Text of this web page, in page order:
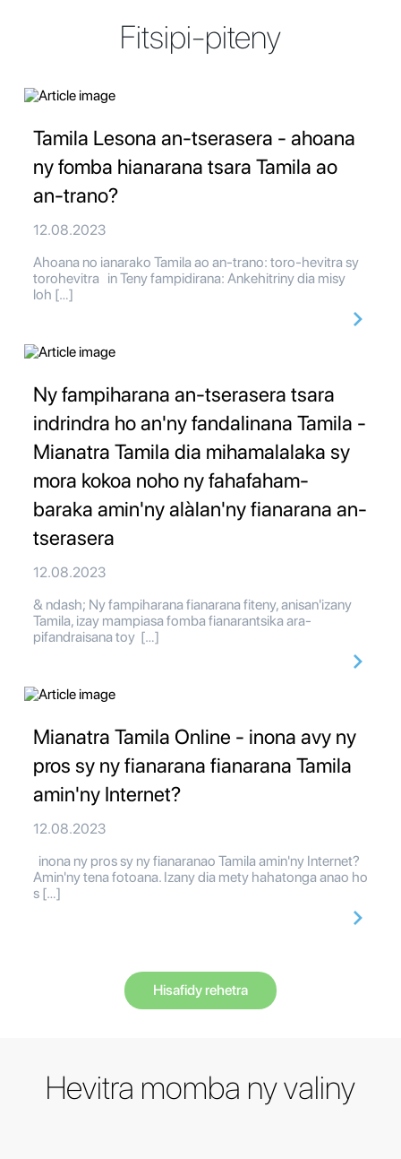
Fitsipi-piteny
Tamila Lesona an-tserasera - ahoana
ny fomba hianarana tsara Tamila ao
an-trano?
12.08.2023
Ahoana no ianarako Tamila ao an-trano: toro-hevitra sy
torohevitra in Teny fampidirana: Ankehitriny dia misy
loh […]
Ny fampiharana an-tserasera tsara
indrindra ho an'ny fandalinana Tamila -
Mianatra Tamila dia mihamalalaka sy
mora kokoa noho ny fahafaham-
baraka amin'ny alàlan'ny fianarana an-
tserasera
12.08.2023
& ndash; Ny fampiharana fianarana fiteny, anisan'izany
Tamila, izay mampiasa fomba fianarantsika ara-
pifandraisana toy […]
Mianatra Tamila Online - inona avy ny
pros sy ny fianarana fianarana Tamila
amin'ny Internet?
12.08.2023
inona ny pros sy ny fianaranao Tamila amin'ny Internet?
Amin'ny tena fotoana. Izany dia mety hahatonga anao ho
s […]
Hisafidy rehetra
Hevitra momba ny valiny